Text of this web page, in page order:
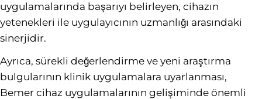
uygulamalarında başarıyı belirleyen, cihazın
yetenekleri ile uygulayıcının uzmanlığı arasındaki
sinerjidir.
Ayrıca, sürekli değerlendirme ve yeni araştırma
bulgularının klinik uygulamalara uyarlanması,
Bemer cihaz uygulamalarının gelişiminde önemli